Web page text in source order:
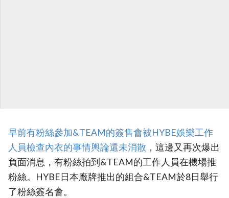
早前有粉絲參加&TEAM的簽售會被HYBE娛樂工作
人員檢查內衣的事情輿論還未消散 ，這邊又再次爆出
負面消息，有粉絲拍到&TEAM的工作人員在機場推
粉絲。HYBE日本廠牌推出的組合&TEAM於8日舉行
了粉絲簽名會。